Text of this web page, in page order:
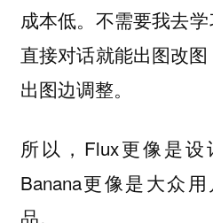
成本低。不需要我去
直接对话就能出图改
出图边调整。
所以，Flux更像是
Banana更像是大众
品。